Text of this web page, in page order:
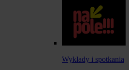
Wykłady i spotkania